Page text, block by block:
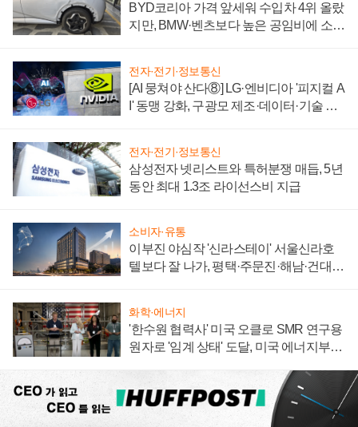
BYD코리아 가격 앞세워 수입차 4위 올랐
지만, BMW·벤츠보다 높은 공임비에 소비
전자·전기·정보통신
[AI 뭉쳐야 산다⑧] LG·엔비디아 '피지컬 A
I' 동맹 강화, 구광모 제조·데이터·기술 결
전자·전기·정보통신
삼성전자 넷리스트와 특허분쟁 매듭, 5년
동안 최대 1.3조 라이선스비 지급
소비자·유통
이부진 야심작 '신라스테이' 서울신라호
텔보다 잘 나가, 평택·주문진·해남·건대로
화학·에너지
'한수원 협력사' 미국 오클로 SMR 연구용
원자로 '임계 상태' 도달, 미국 에너지부